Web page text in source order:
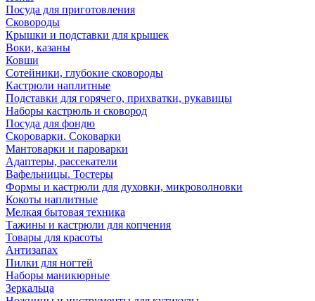
Посуда для приготовления
Сковороды
Крышки и подставки для крышек
Воки, казаны
Ковши
Сотейники, глубокие сковороды
Кастрюли наплитные
Подставки для горячего, прихватки, рукавицы
Наборы кастрюль и сковород
Посуда для фондю
Скороварки. Соковарки
Мантоварки и пароварки
Адаптеры, рассекатели
Вафельницы. Тостеры
Формы и кастрюли для духовки, микроволновки
Кокоты наплитные
Мелкая бытовая техника
Тажины и кастрюли для копчения
Товары для красоты
Антизапах
Пилки для ногтей
Наборы маникюрные
Зеркальца